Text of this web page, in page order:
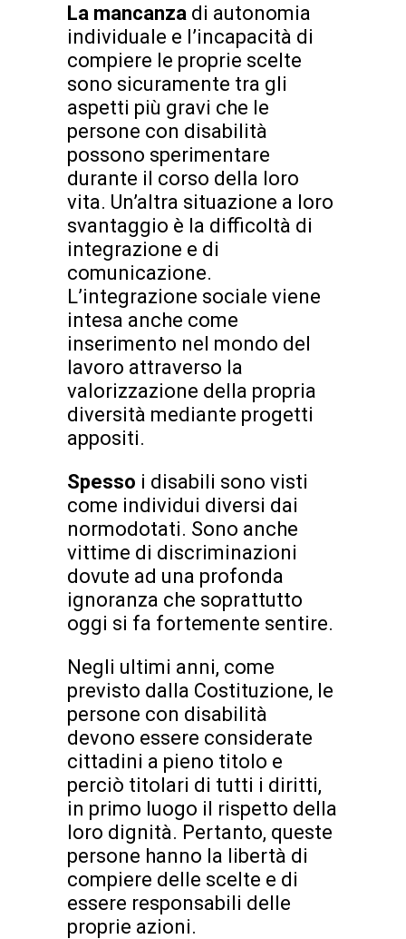
La mancanza di autonomia
individuale e l’incapacità di
compiere le proprie scelte
sono sicuramente tra gli
aspetti più gravi che le
persone con disabilità
possono sperimentare
durante il corso della loro
vita. Un’altra situazione a loro
svantaggio è la difficoltà di
integrazione e di
comunicazione.
L’integrazione sociale viene
intesa anche come
inserimento nel mondo del
lavoro attraverso la
valorizzazione della propria
diversità mediante progetti
appositi.
Spesso i disabili sono visti
come individui diversi dai
normodotati. Sono anche
vittime di discriminazioni
dovute ad una profonda
ignoranza che soprattutto
oggi si fa fortemente sentire.
Negli ultimi anni, come
previsto dalla Costituzione, le
persone con disabilità
devono essere considerate
cittadini a pieno titolo e
perciò titolari di tutti i diritti,
in primo luogo il rispetto della
loro dignità. Pertanto, queste
persone hanno la libertà di
compiere delle scelte e di
essere responsabili delle
proprie azioni.